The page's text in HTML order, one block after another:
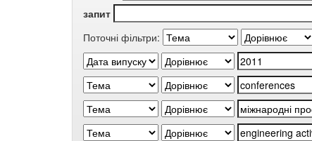
запит
Поточні фільтри: